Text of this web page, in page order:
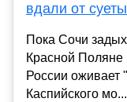
вдали от суеты
Пока Сочи
Красной Поляне
России оживает
Каспийского мо...